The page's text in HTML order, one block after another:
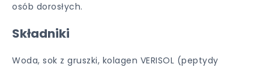
osób dorosłych.
Składniki
Woda, sok z gruszki, kolagen VERISOL (peptydy